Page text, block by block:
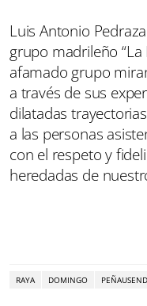
Luis Antonio
grupo madrileño
afamado grupo
a través de sus
dilatadas
a las personas
con el respeto y
heredadas de
RAYA DOMINGO